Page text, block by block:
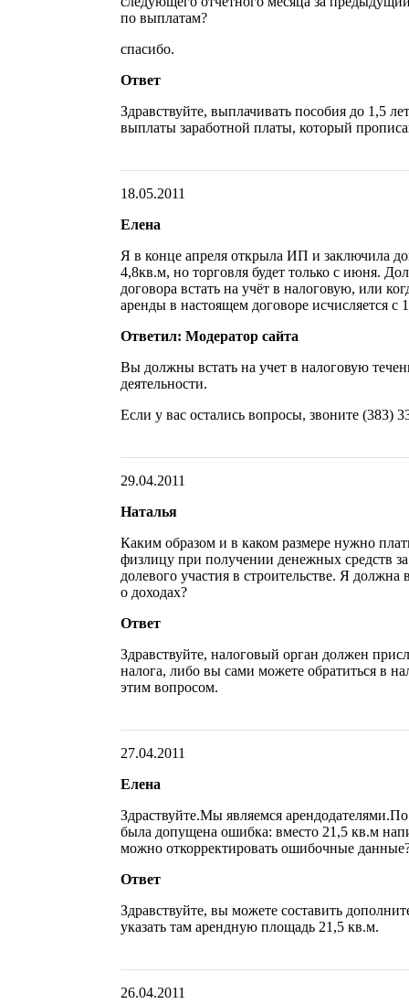
по выплатам?
спасибо.
Ответ
Здравствуйте, выплачивать пособия до 1,5
выплаты заработной платы, который
18.05.2011
Елена
Я в конце апреля открыла ИП и заключила
4,8кв.м, но торговля будет только с июня.
договора встать на учёт в налоговую, или
аренды в настоящем договоре исчисляется с
Ответил: Модератор сайта
Вы должны встать на учет в налоговую
деятельности.
Если у вас остались вопросы, звоните (383)
29.04.2011
Наталья
Каким образом и в каком размере нужно
физлицу при получении денежных средств
долевого участия в строительстве. Я
о доходах?
Ответ
Здравствуйте, налоговый орган должен
налога, либо вы сами можете обратиться в
этим вопросом.
27.04.2011
Елена
Здраствуйте.Мы являемся
была допущена ошибка: вместо 21,5 кв.м
можно откорректировать ошибочные
Ответ
Здравствуйте, вы можете составить
указать там арендную площадь 21,5 кв.м.
26.04.2011